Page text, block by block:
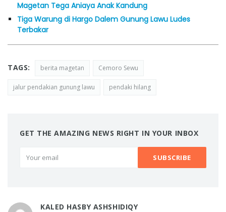
Magetan Tega Aniaya Anak Kandung
Tiga Warung di Hargo Dalem Gunung Lawu Ludes
Terbakar
TAGS: berita magetan Cemoro Sewu
jalur pendakian gunung lawu pendaki hilang
GET THE AMAZING NEWS RIGHT IN YOUR INBOX
KALED HASBY ASHSHIDIQY